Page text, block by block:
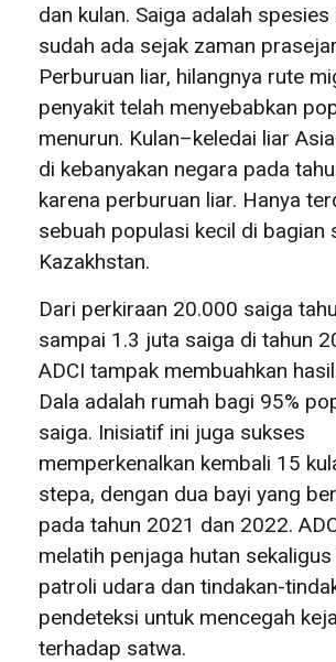
dan kulan. Saiga adalah
sudah ada sejak zaman
Perburuan liar, hilangnya rute
penyakit telah menyebabkan
menurun. Kulan–keledai liar
di kebanyakan negara pada
karena perburuan liar. Hanya
sebuah populasi kecil di bagian
Kazakhstan.
Dari perkiraan 20.000 saiga
sampai 1.3 juta saiga di tahun
ADCI tampak membuahkan
Dala adalah rumah bagi 95%
saiga. Inisiatif ini juga sukses
memperkenalkan kembali 15
stepa, dengan dua bayi yang
pada tahun 2021 dan 2022.
melatih penjaga hutan
patroli udara dan tindakan-
pendeteksi untuk mencegah
terhadap satwa.